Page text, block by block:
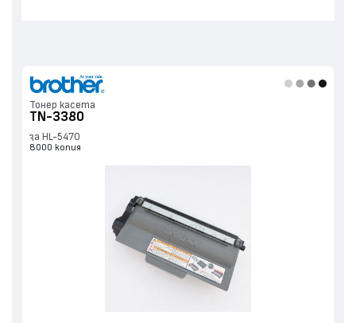
Тонер касета
TN-3380
за HL-5470
8000 копия